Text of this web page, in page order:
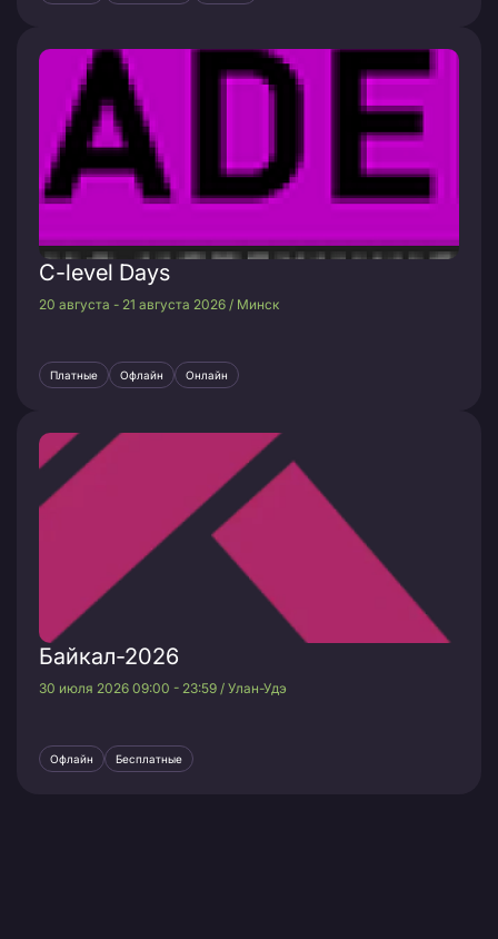
C-level Days
20 августа - 21 августа 2026 / Минск
Платные Офлайн Онлайн
Байкал-2026
30 июля 2026 09:00 - 23:59 / Улан-Удэ
Офлайн Бесплатные